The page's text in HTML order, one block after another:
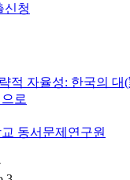
신청
적 자율성: 한국의 대
로
동서문제연구원